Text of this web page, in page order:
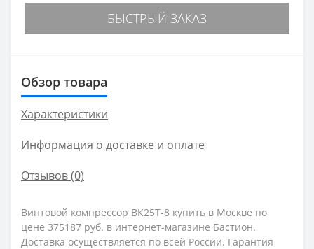
БЫСТРЫЙ ЗАКАЗ
Обзор товара
Характеристики
Информация о доставке и оплате
Отзывов (0)
Винтовой компрессор ВК25Т-8 купить в Москве по
цене 375187 руб. в интернет-магазине Бастион.
Доставка осуществляется по всей России. Гарантия